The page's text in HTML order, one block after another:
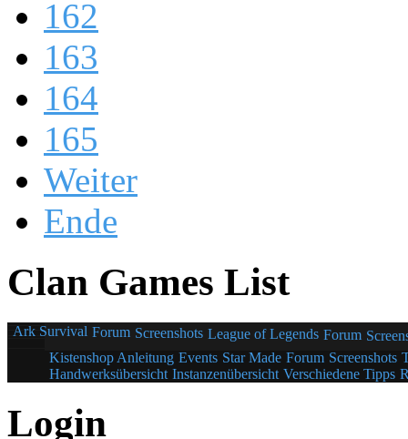
162
163
164
165
Weiter
Ende
Clan Games List
Ark Survival Forum Screenshots League of Legends Forum
Kistenshop Anleitung Events Star Made Forum Screenshots
Handwerksübersicht Instanzenübersicht Verschiedene Tipps
Login